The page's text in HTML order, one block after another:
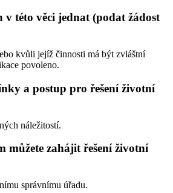
této věci jednat (podat žádost
kvůli jejíž činnosti má být zvláštní
povoleno.
a postup pro řešení životní
náležitostí.
můžete zahájit řešení životní
správnímu úřadu.